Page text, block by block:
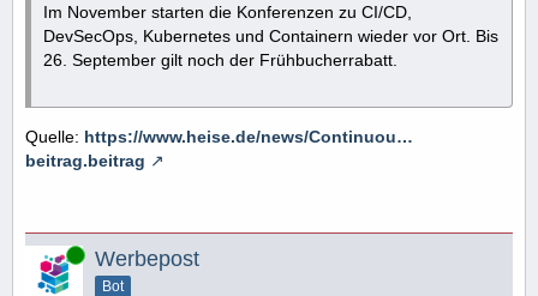
Im November starten die Konferenzen zu CI/CD,
DevSecOps, Kubernetes und Containern wieder vor Ort. Bis
26. September gilt noch der Frühbucherrabatt.
Quelle: https://www.heise.de/news/Continuou…
beitrag.beitrag
Online Werbepost
Bot